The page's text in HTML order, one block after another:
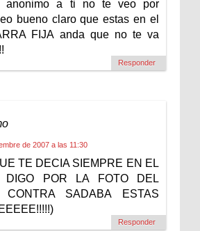
anonimo a ti no te veo por
bueno claro que estas en el
FIJA anda que no te va
Responder
de 2007 a las 11:30
TE DECIA SIEMPRE EN EL
DIGO POR LA FOTO DEL
CONTRA SADABA ESTAS
Responder